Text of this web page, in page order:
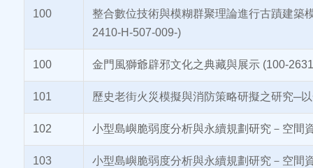
100
整合數位技術與模糊群聚理論進行古蹟建築
2410-H-507-009-)
100 金門風獅爺辟邪文化之典藏與展示 (100-
101 歷史老街火災模擬與消防策略研擬之研究─
102 小型島嶼脆弱度分析與永續規劃研究－空間
103 小型島嶼脆弱度分析與永續規劃研究－空間